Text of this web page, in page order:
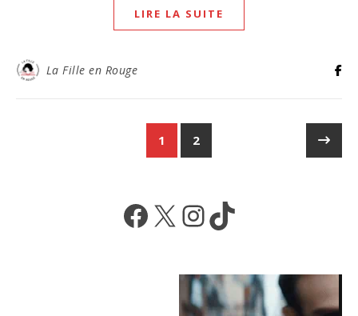
LIRE LA SUITE
La Fille en Rouge
1 2
Facebook
X Instagram
TikTok